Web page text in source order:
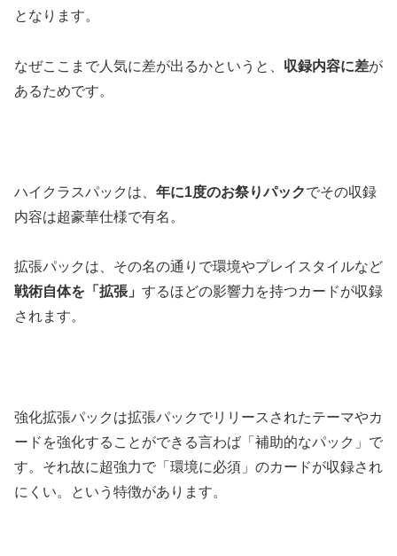
となります。
なぜここまで人気に差が出るかというと、 収録内容に差が
あるためです。
ハイクラスパックは、 年に1度のお祭りパックでその収録
内容は超豪華仕様で有名。
拡張パックは、その名の通りで環境やプレイスタイルなど
戦術自体を「拡張」 するほどの影響力を持つカードが収録
されます。
強化拡張パックは拡張パックでリリースされたテーマやカ
ードを強化することができる言わば「補助的なパック」で
す。それ故に超強力で「環境に必須」のカードが収録され
にくい。という特徴があります。